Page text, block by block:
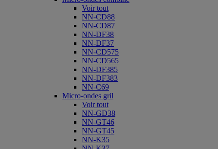
Voir tout
NN-CD88
NN-CD87
NN-DF38
NN-DF37
NN-CD575
NN-CD565
NN-DF385
NN-DF383
NN-C69
Micro-ondes gril
Voir tout
NN-GD38
NN-GT46
NN-GT45
NN-K35